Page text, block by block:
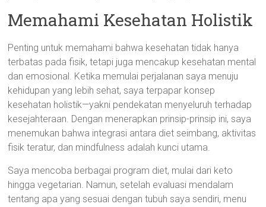
Memahami Kesehatan Holistik
Penting untuk memahami bahwa kesehatan tidak hanya
terbatas pada fisik, tetapi juga mencakup kesehatan mental
dan emosional. Ketika memulai perjalanan saya menuju
kehidupan yang lebih sehat, saya terpapar konsep
kesehatan holistik—yakni pendekatan menyeluruh terhadap
kesejahteraan. Dengan menerapkan prinsip-prinsip ini, saya
menemukan bahwa integrasi antara diet seimbang, aktivitas
fisik teratur, dan mindfulness adalah kunci utama.
Saya mencoba berbagai program diet, mulai dari keto
hingga vegetarian. Namun, setelah evaluasi mendalam
tentang apa yang sesuai dengan tubuh saya sendiri, menu